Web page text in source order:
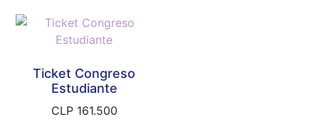
Ticket Congreso
Estudiante
CLP 161.500